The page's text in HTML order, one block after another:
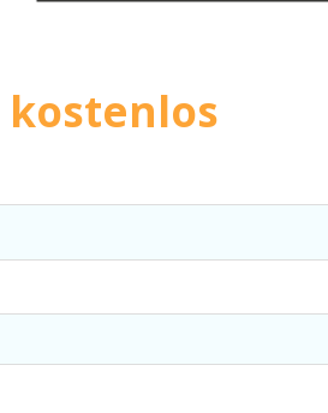
kostenlos